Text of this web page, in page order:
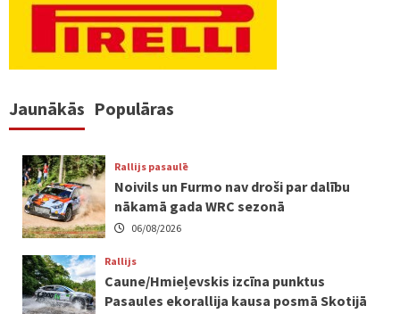
Jaunākās Populāras
Rallijs pasaulē
Noivils un Furmo nav droši par dalību
nākamā gada WRC sezonā
06/08/2026
Rallijs
Caune/Hmieļevskis izcīna punktus
Pasaules ekorallija kausa posmā Skotijā